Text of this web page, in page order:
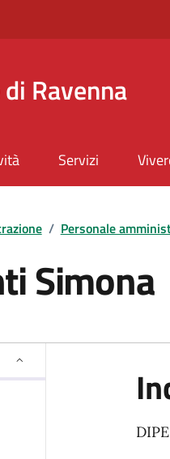
Ravenna
Servizi
/ Personale
Simona